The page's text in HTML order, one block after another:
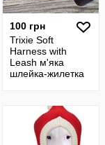
100 грн
Trixie Soft
Harness with
Leash м'яка
шлейка-жилетка